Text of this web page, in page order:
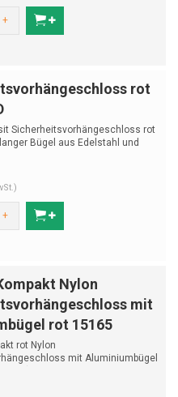
+
rot
Sicherheitsvorhängeschloss rot
Bügel aus Edelstahl und
+
Nylon
mit
rot 15165
rot Nylon
mit Aluminiumbügel